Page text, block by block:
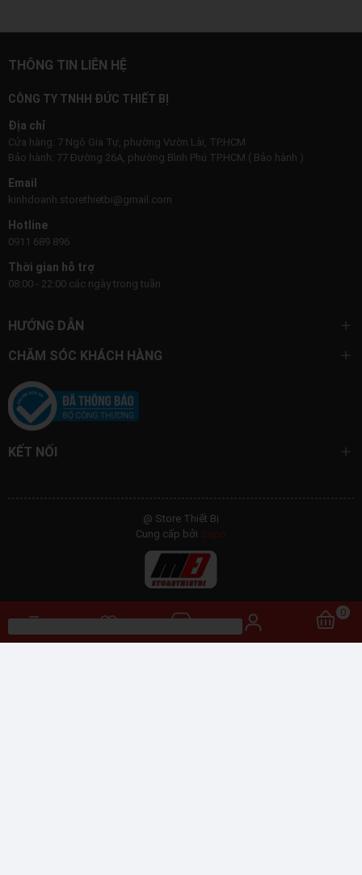
0
THÔNG TIN LIÊN HỆ
CÔNG TY TNHH ĐỨC THIẾT BỊ
Địa chỉ
Cửa hàng: 7 Ngô Gia Tự, phường Vườn Lài, TP.HCM
Bảo hành: 77 Đường 26A, phường Bình Phú TP.HCM ( Bảo hành )
Email
kinhdoanh.storethietbi@gmail.com
Hotline
0911 689 896
Thời gian hỗ trợ
08:00 - 22:00 các ngày trong tuần
HƯỚNG DẪN
CHĂM SÓC KHÁCH HÀNG
KẾT NỐI
@ Store Thiết Bị
Cung cấp bởi Sapo